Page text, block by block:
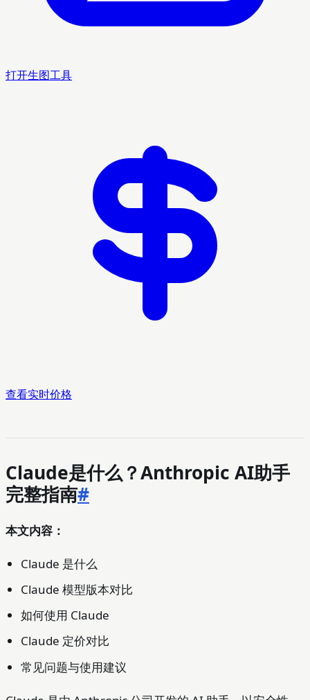
打开生图工具
查看实时价格
Claude是什么？Anthropic AI助手
完整指南#
本文内容：
Claude 是什么
Claude 模型版本对比
如何使用 Claude
Claude 定价对比
常见问题与使用建议